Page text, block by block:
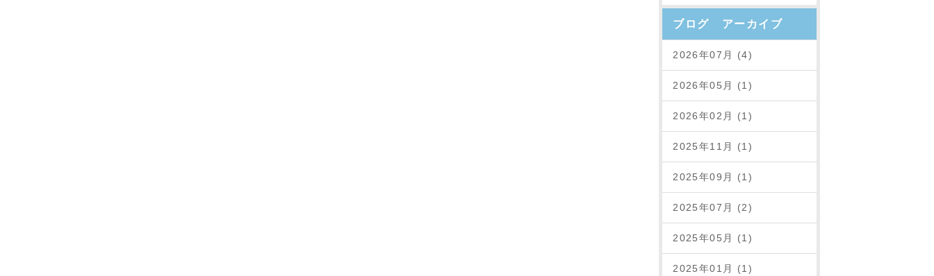
ブログ アーカイブ
2026年07月 (4)
2026年05月 (1)
2026年02月 (1)
2025年11月 (1)
2025年09月 (1)
2025年07月 (2)
2025年05月 (1)
2025年01月 (1)